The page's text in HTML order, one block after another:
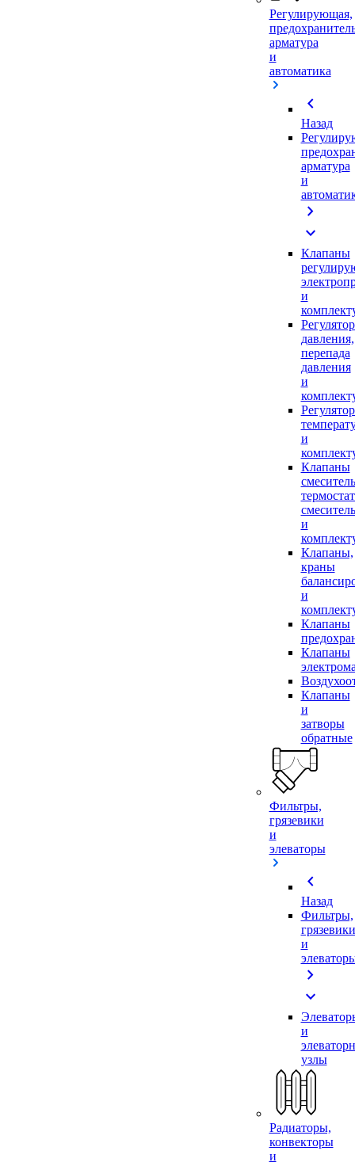
Регулирующая,
арматура
и
автоматика
chevron_left
Назад
арматура
и
chevron_right
expand_more
Клапаны
и
давления,
перепада
давления
и
и
Клапаны
и
Клапаны,
краны
и
Клапаны
Клапаны
Клапаны
и
затворы
обратные
Фильтры,
грязевики
и
элеваторы
chevron_left
Назад
Фильтры,
грязевики
и
chevron_right
expand_more
и
узлы
Радиаторы,
конвекторы
и